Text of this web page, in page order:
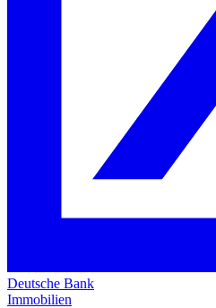
Deutsche Bank
Immobilien